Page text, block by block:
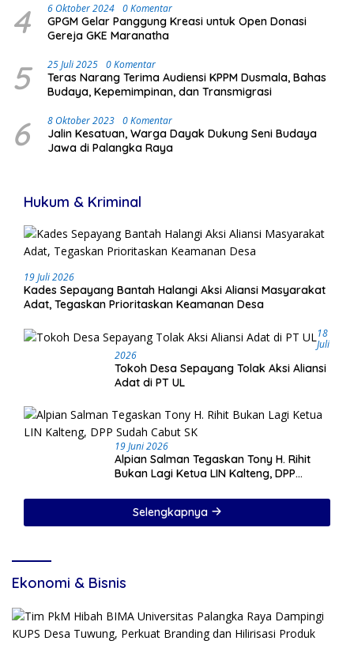
4 6 Oktober 2024 0 Komentar
GPGM Gelar Panggung Kreasi untuk Open Donasi
Gereja GKE Maranatha
5 25 Juli 2025 0 Komentar
Teras Narang Terima Audiensi KPPM Dusmala, Bahas
Budaya, Kepemimpinan, dan Transmigrasi
6 8 Oktober 2023 0 Komentar
Jalin Kesatuan, Warga Dayak Dukung Seni Budaya
Jawa di Palangka Raya
Hukum & Kriminal
19 Juli 2026
Kades Sepayang Bantah Halangi Aksi Aliansi Masyarakat
Adat, Tegaskan Prioritaskan Keamanan Desa
18
Juli
2026
Tokoh Desa Sepayang Tolak Aksi Aliansi
Adat di PT UL
19 Juni 2026
Alpian Salman Tegaskan Tony H. Rihit
Bukan Lagi Ketua LIN Kalteng, DPP
Selengkapnya
Ekonomi & Bisnis